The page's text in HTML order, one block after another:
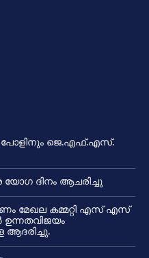
പോളിനും ജെ.എഫ്.എസ്.
യോഗ ദിനം ആചരിച്ചു
മേഖല കമ്മറ്റി എസ് എസ്
ആദരിച്ചു.